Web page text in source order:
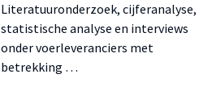
Literatuuronderzoek, cijferanalyse,
statistische analyse en interviews
onder voerleveranciers met
betrekking …